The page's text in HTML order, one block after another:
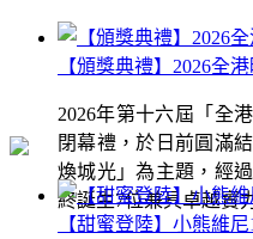
【頒獎典禮】2026全
2026年第十六屆「全
閉幕禮，於日前圓滿
煥城光」為主題，經
終誕生7位兼具卓越實
【甜蜜登陸】小熊維